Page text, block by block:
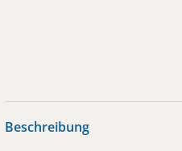
Beschreibung